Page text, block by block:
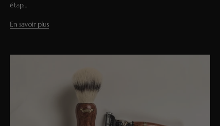
étap...
En savoir plus